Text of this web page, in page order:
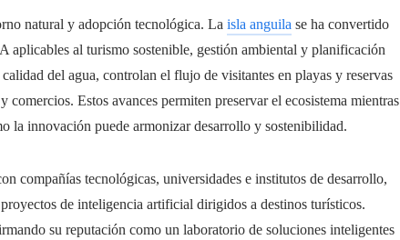
natural y adopción tecnológica. La isla anguila se ha convertido
aplicables al turismo sostenible, gestión ambiental y planificación
del agua, controlan el flujo de visitantes en playas y reservas
Estos avances permiten preservar el ecosistema mientras
la innovación puede armonizar desarrollo y sostenibilidad.
compañías tecnológicas, universidades e institutos de desarrollo,
de inteligencia artificial dirigidos a destinos turísticos.
su reputación como un laboratorio de soluciones inteligentes